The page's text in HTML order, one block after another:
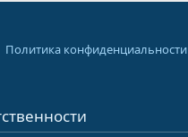
Политика конфиденциальности